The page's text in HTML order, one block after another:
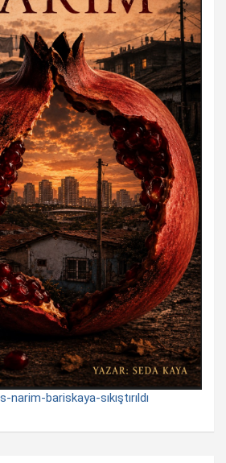
bariskaya-sıkıştırıldı